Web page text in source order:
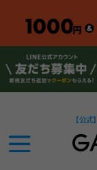
【公式】